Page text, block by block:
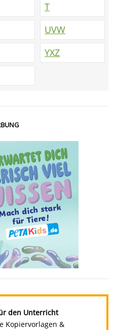
T
UVW
YXZ
den Unterricht
Kopiervorlagen &